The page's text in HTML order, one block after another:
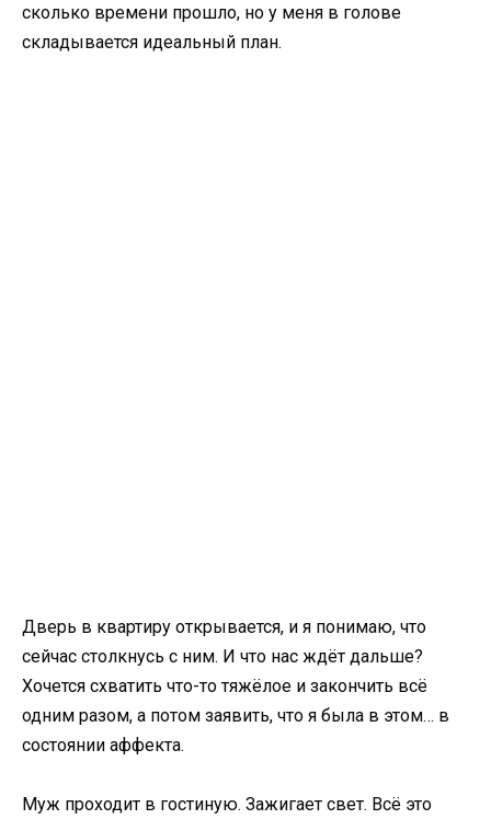
сколько времени прошло, но у меня в голове
складывается идеальный план.
Дверь в квартиру открывается, и я понимаю, что
сейчас столкнусь с ним. И что нас ждёт дальше?
Хочется схватить что-то тяжёлое и закончить всё
одним разом, а потом заявить, что я была в этом… в
состоянии аффекта.
Муж проходит в гостиную. Зажигает свет. Всё это